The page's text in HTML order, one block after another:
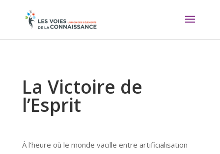
La Victoire de
l’Esprit
À l’heure où le monde vacille entre artificialisation